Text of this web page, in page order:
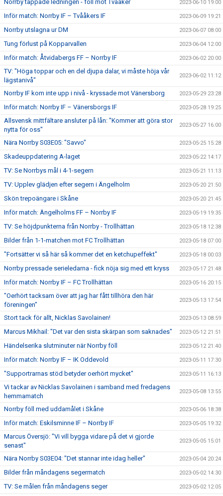
Norrby tappade ledningen - föll mot Tvååker 2023-06-10 19:00
Inför match: Norrby IF – Tvååkers IF 2023-06-09 19:21
Norrby utslagna ur DM 2023-06-07 08:00
Tung förlust på Kopparvallen 2023-06-04 12:00
Inför match: Åtvidabergs FF – Norrby IF 2023-06-02 20:00
TV: "Höga toppar och en del djupa dalar, vi måste höja vår
lägstanivå"
2023-06-02 11:12
Norrby IF kom inte upp i nivå - kryssade mot Vänersborg 2023-05-29 23:28
Inför match: Norrby IF – Vänersborgs IF 2023-05-28 19:25
Allsvensk mittfältare ansluter på lån: "Kommer att göra stor
nytta för oss"
2023-05-27 16:00
Nära Norrby S03E05: "Savvo" 2023-05-25 15:28
Skadeuppdatering A-laget 2023-05-22 14:17
TV: Se Norrbys mål i 4-1-segern 2023-05-21 11:13
TV: Upplev glädjen efter segern i Ängelholm 2023-05-20 21:50
Skön trepoängare i Skåne 2023-05-20 21:45
Inför match: Ängelholms FF – Norrby IF 2023-05-19 19:35
TV: Se höjdpunkterna från Norrby - Trollhättan 2023-05-18 12:38
Bilder från 1-1-matchen mot FC Trollhättan 2023-05-18 07:00
"Fortsätter vi så här så kommer det en ketchupeffekt" 2023-05-18 00:03
Norrby pressade serieledarna - fick nöja sig med ett kryss 2023-05-17 21:48
Inför match: Norrby IF – FC Trollhättan 2023-05-16 20:15
"Oerhört tacksam över att jag har fått tillhöra den här
föreningen"
2023-05-13 17:54
Stort tack för allt, Nicklas Savolainen! 2023-05-13 08:59
Marcus Mikhail: "Det var den sista skärpan som saknades" 2023-05-12 21:51
Händelserika slutminuter när Norrby föll 2023-05-12 21:40
Inför match: Norrby IF – IK Oddevold 2023-05-11 17:30
"Supportrarnas stöd betyder oerhört mycket" 2023-05-11 16:13
Vi tackar av Nicklas Savolainen i samband med fredagens
hemmamatch
2023-05-08 13:55
Norrby föll med uddamålet i Skåne 2023-05-06 18:38
Inför match: Eskilsminne IF – Norrby IF 2023-05-05 19:32
Marcus Översjö: "Vi vill bygga vidare på det vi gjorde
senast"
2023-05-05 15:01
Nära Norrby S03E04: "Det stannar inte idag heller" 2023-05-04 20:24
Bilder från måndagens segermatch 2023-05-02 14:30
TV: Se målen från måndagens seger 2023-05-02 12:05